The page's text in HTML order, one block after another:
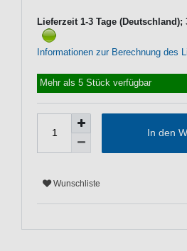
Lieferzeit 1-3 Tage (Deutschland);
Informationen zur Berechnung des
Mehr als 5 Stück verfügbar
In den
Wunschliste